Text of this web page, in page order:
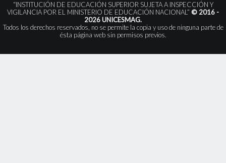
“INSTITUCIÓN DE EDUCACIÓN SUPERIOR SUJETA A INSPECCIÓN Y
VIGILANCIA POR EL MINISTERIO DE EDUCACIÓN NACIONAL” © 2016 -
2026 UNICESMAG.
Todos los derechos reservados, no se permite la copia y uso de ninguna parte de
ésta página web sin permisos previos.